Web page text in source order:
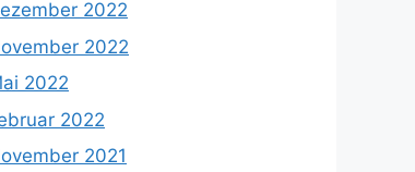
2022
2022
2022
2022
2021